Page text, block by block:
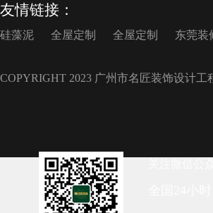
友情链接：
硅藻泥 全屋定制 全屋定制 东莞装
COPYRIGHT 2023 广州市名匠装饰设计工